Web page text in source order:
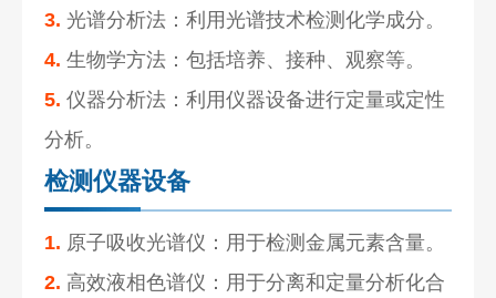
3. 光谱分析法：利用光谱技术检测化学成分。
4. 生物学方法：包括培养、接种、观察等。
5. 仪器分析法：利用仪器设备进行定量或定性
分析。
检测仪器设备
1. 原子吸收光谱仪：用于检测金属元素含量。
2. 高效液相色谱仪：用于分离和定量分析化合